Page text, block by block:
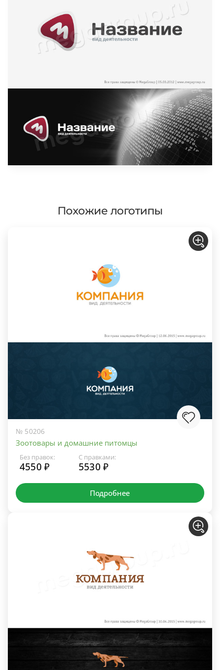
Похожие логотипы
№ 50206
Зоотовары и домашние питомцы
Без правок:
4550 ₽
С правками:
5530 ₽
Подробнее